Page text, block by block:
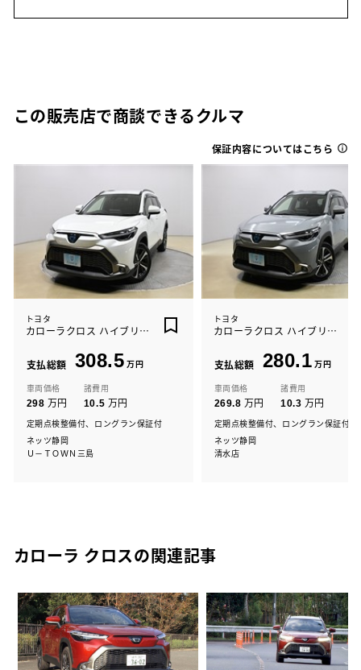
この販売店で商談できるクルマ
保証内容についてはこちら
トヨタ
カローラクロス ハイブリッド Z
支払総額 308.5 万円
車両価格
298 万円
諸費用
10.5 万円
定期点検整備付、ロングラン保証付
ネッツ静岡
Ｕ－ＴＯＷＮ三島
トヨタ
カローラクロス ハイブリッド Z
支払総額 280.1 万円
車両価格
269.8 万円
諸費用
10.3 万円
定期点検整備付、ロングラン保証付
ネッツ静岡
清水店
カローラ クロスの関連記事